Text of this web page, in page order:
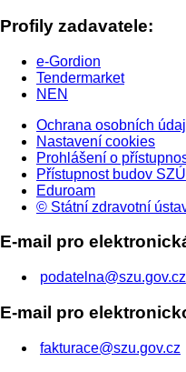
Profily zadavatele:
e-Gordion
Tendermarket
NEN
Ochrana osobních
Nastavení cookies
Prohlášení o
Přístupnost budov SZÚ
Eduroam
© Státní zdravotní
E-mail pro
podatelna@szu.gov.cz
E-mail pro
fakturace@szu.gov.cz